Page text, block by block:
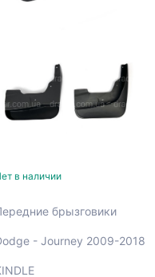
в наличии
брызговики
- Journey 2009-2018